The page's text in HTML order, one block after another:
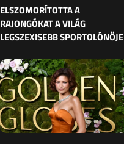
ELSZOMORÍTOTTA A
RAJONGÓKAT A VILÁG
LEGSZEXISEBB SPORTOLÓNŐJE